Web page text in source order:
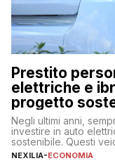
Prestito
elettriche e
progetto
Negli ultimi anni,
investire in auto
sostenibile. Questi
offrono vantaggi
NEXILIA-ECONOMIA